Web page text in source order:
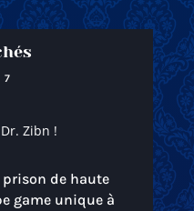
7
Zibn !
prison de haute
game unique à